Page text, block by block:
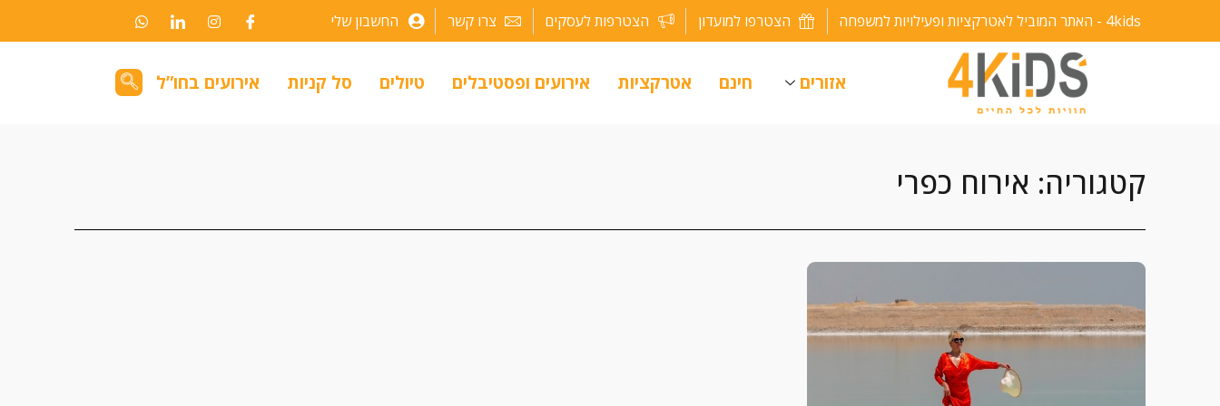
לתוכן
4kids - האתר המוביל לאטרקציות ופעילויות למשפחה הצטרפו למועדון הצטרפות לעסקים צרו קשר החשבון שלי
אזורים חינם אטרקציות אירועים ופסטיבלים טיולים סל קניות אירועים בחו”ל
קטגוריה: אירוח כפרי